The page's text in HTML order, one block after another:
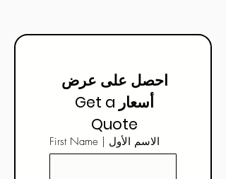
Quote
First Name | الاسم الأول